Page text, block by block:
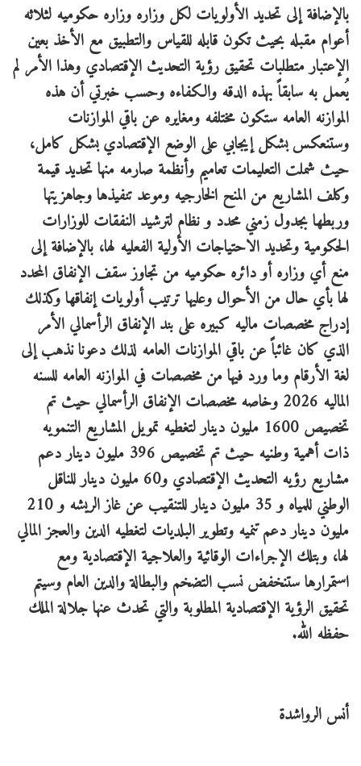
بالإضافة إلى تحديد الأولويات لكل وزاره وزاره حكوميه لثلاثه
أعوام مقبله بحيث تكون قابله للقياس والتطبيق مع الأخذ بعين
الإعتبار متطلبات تحقيق رؤية التحديث الإقتصادي وهذا الأمر لم
يُعمل به سابقاً بهذه الدقه والكفاءه وحسب خبرتي أن هذه
الموازنه العامه ستكون مختلفه ومغايره عن باقي الموازنات
وستنعكس بشكل إيجابي على الوضع الإقتصادي بشكل كامل،
حيث شملت التعليمات تعاميم وأنظمة صارمه منها تحديد قيمة
وكلف المشاريع من المنح الخارجيه وموعد تنفيذها وجاهزيتها
وربطها بجدول زمني محدد و نظام لترشيد النفقات للوزارات
الحكومية وتحديد الاحتياجات الأولية الفعليه لها، بالإضافة إلى
منع أي وزاره أو دائره حكوميه من تجاوز سقف الإنفاق المحدد
لها بأي حال من الأحوال وعليها ترتيب أولويات إنفاقها وكذلك
إدراج مخصصات ماليه كبيره على بند الإنفاق الرأسمالي الأمر
الذي كان غائباً عن باقي الموازنات العامه لذلك دعونا نذهب إلى
لغة الأرقام وما ورد فيها من مخصصات في الموازنه العامه للسنه
الماليه 2026 وخاصه مخصصات الإنفاق الرأسمالي حيث تم
تخصيص 1600 مليون دينار لتغطيه تمويل المشاريع التنمويه
ذات أهمية وطنيه حيث تم تخصيص 396 مليون دينار دعم
مشاريع رؤيه التحديث الإقتصادي و60 مليون دينار للناقل
الوطني للمياه و 35 مليون دينار للتنقيب عن غاز الريشه و 210
مليون دينار دعم تنميه وتطوير البلديات لتغطيه الدين والعجز المالي
لها، وبتلك الإجراءات الوقائية والعلاجية الإقتصادية ومع
استمرارها ستنخفض نسب التضخم والبطالة والدين العام وسيتم
تحقيق الرؤية الإقتصادية المطلوبة والتي تحدث عنها جلالة الملك
حفظه الله.
أنس الرواشدة